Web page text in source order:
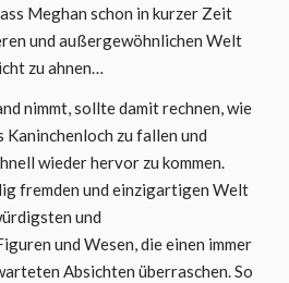
Meghan schon in kurzer Zeit
und außergewöhnlichen Welt
zu ahnen…
nimmt, sollte damit rechnen, wie
Kaninchenloch zu fallen und
wieder hervor zu kommen.
fremden und einzigartigen Welt
und
und Wesen, die einen immer
Absichten überraschen. So